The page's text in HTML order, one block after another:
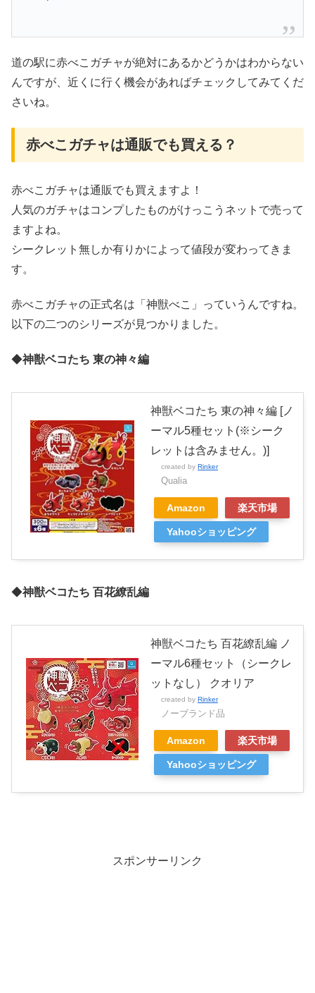
道の駅に赤べこガチャが絶対にあるかどうかはわからない
んですが、近くに行く機会があればチェックしてみてくだ
さいね。
赤べこガチャは通販でも買える？
赤べこガチャは通販でも買えますよ！
人気のガチャはコンプしたものがけっこうネットで売って
ますよね。
シークレット無しか有りかによって値段が変わってきま
す。
赤べこガチャの正式名は「神獣べこ」っていうんですね。
以下の二つのシリーズが見つかりました。
◆神獣ベコたち 東の神々編
神獣ベコたち 東の神々編 [ノ
ーマル5種セット(※シーク
レットは含みません。)]
created by Rinker
Qualia
Amazon 楽天市場
Yahooショッピング
◆神獣ベコたち 百花繚乱編
神獣ベコたち 百花繚乱編 ノ
ーマル6種セット（シークレ
ットなし） クオリア
created by Rinker
ノーブランド品
Amazon 楽天市場
Yahooショッピング
スポンサーリンク